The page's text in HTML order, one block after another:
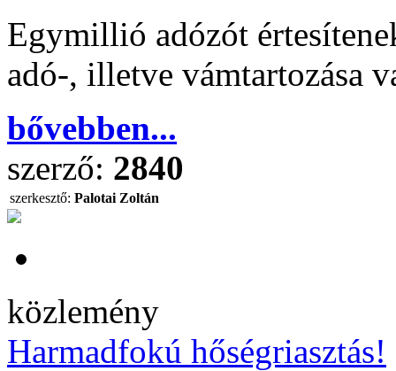
Egymillió adózót
adó-, illetve vámtartozása
bővebben...
szerző: 2840
szerkesztő: Palotai Zoltán
közlemény
Harmadfokú hőségriasztás!